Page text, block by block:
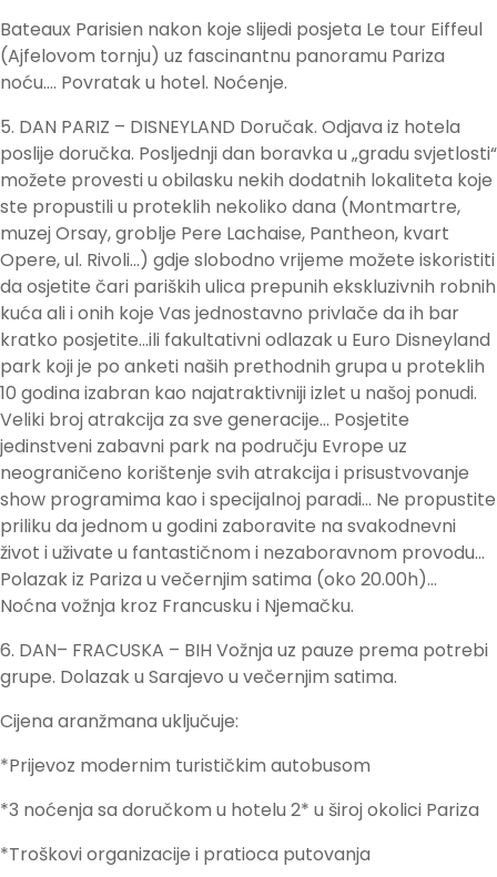
Bateaux Parisien nakon koje slijedi posjeta Le tour Eiffeul
(Ajfelovom tornju) uz fascinantnu panoramu Pariza
noću…. Povratak u hotel. Noćenje.
5. DAN PARIZ – DISNEYLAND Doručak. Odjava iz hotela
poslije doručka. Posljednji dan boravka u „gradu svjetlosti“
možete provesti u obilasku nekih dodatnih lokaliteta koje
ste propustili u proteklih nekoliko dana (Montmartre,
muzej Orsay, groblje Pere Lachaise, Pantheon, kvart
Opere, ul. Rivoli…) gdje slobodno vrijeme možete iskoristiti
da osjetite čari pariških ulica prepunih ekskluzivnih robnih
kuća ali i onih koje Vas jednostavno privlače da ih bar
kratko posjetite…ili fakultativni odlazak u Euro Disneyland
park koji je po anketi naših prethodnih grupa u proteklih
10 godina izabran kao najatraktivniji izlet u našoj ponudi.
Veliki broj atrakcija za sve generacije… Posjetite
jedinstveni zabavni park na području Evrope uz
neograničeno korištenje svih atrakcija i prisustvovanje
show programima kao i specijalnoj paradi… Ne propustite
priliku da jednom u godini zaboravite na svakodnevni
život i uživate u fantastičnom i nezaboravnom provodu…
Polazak iz Pariza u večernjim satima (oko 20.00h)…
Noćna vožnja kroz Francusku i Njemačku.
6. DAN– FRACUSKA – BIH Vožnja uz pauze prema potrebi
grupe. Dolazak u Sarajevo u večernjim satima.
Cijena aranžmana uključuje:
*Prijevoz modernim turističkim autobusom
*3 noćenja sa doručkom u hotelu 2* u široj okolici Pariza
*Troškovi organizacije i pratioca putovanja